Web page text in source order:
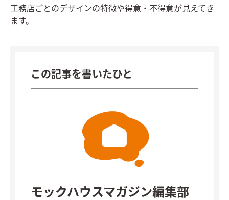
工務店ごとのデザインの特徴や得意・不得意が見えてき
ます。
この記事を書いたひと
モックハウスマガジン編集部